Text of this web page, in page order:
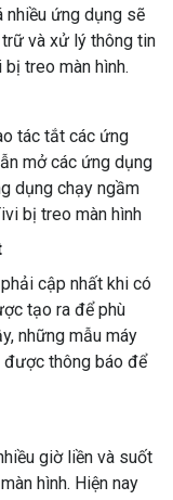
nhiều ứng dụng sẽ
và xử lý thông tin
treo màn hình.
tác tắt các ứng
mở các ứng dụng
dụng chạy ngầm
bị treo màn hình
cập nhất khi có
tạo ra để phù
những mẫu máy
được thông báo để
giờ liền và suốt
hình. Hiện nay